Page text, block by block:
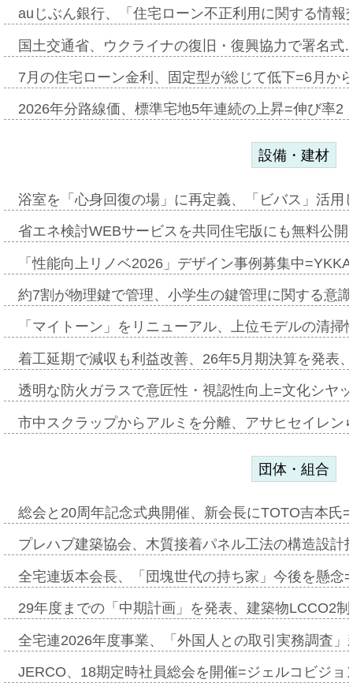
auじぶん銀行、「住宅ローン不正利用に関する情
国土交通省、ウクライナの復旧・復興協力で署名
7月の住宅ローン金利、固定型が総じて低下=6月か
2026年分路線価、標準宅地5年連続の上昇=伸び率
設備・建材
浴室を「心身回復の場」に再定義、「ビバス」活
省エネ検討WEBサービスを共同住宅版にも無料公
「性能向上リノベ2026」デザイン事例募集中
約7割が物理鍵で管理、小学生の鍵管理に関する意
「マイトーン」をリニューアル、上位モデルの清
着工延期で減収も利益改善、26年5月期決算を発表
透明な防火ガラスで意匠性・視認性向上=文化シヤ
市中スクラップからアルミを分離、アサヒセイレ
団体・組合
総会と20周年記念式典開催、新会長にTOTO吉本氏
プレハブ建築協会、木質接着パネル工法の構造設
全宅連坂本会長、「団塊世代の持ち家」今後を懸
29年度までの「中期計画」を発表、建築物LCCO2
全宅連2026年度事業、「外国人との取引実務調査
JERCO、18期定時社員総会を開催=ジェルコビジ